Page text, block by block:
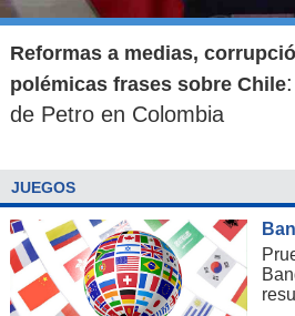
Reformas a medias,
polémicas frases sobre Chile
de Petro en Colombia
JUEGOS